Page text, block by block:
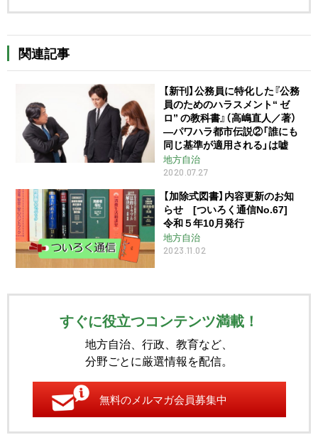
関連記事
【新刊】公務員に特化した『公務
員のためのハラスメント“ ゼ
ロ” の教科書』（高嶋直人／著）
―パワハラ都市伝説②「誰にも
同じ基準が適用される」は嘘
地方自治
2020.07.27
【加除式図書】内容更新のお知
らせ [ついろく通信No.67]
令和５年10月発行
地方自治
2023.11.02
すぐに役立つコンテンツ満載！
地方自治、行政、教育など、
分野ごとに厳選情報を配信。
無料のメルマガ会員募集中